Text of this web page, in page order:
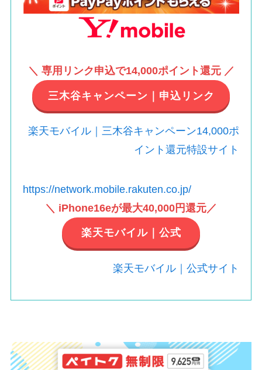
＼ 専用リンク申込で14,000ポイント還元 ／
三木谷キャンペーン｜申込リンク
楽天モバイル｜三木谷キャンペーン14,000ポ
イント還元特設サイト
https://network.mobile.rakuten.co.jp/
＼ iPhone16eが最大40,000円還元／
楽天モバイル｜公式
楽天モバイル｜公式サイト